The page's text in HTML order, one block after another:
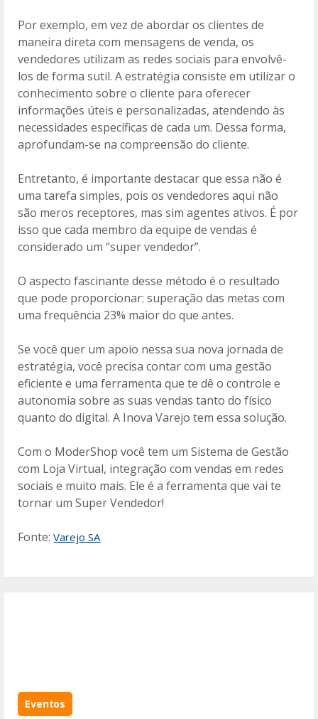
Por exemplo, em vez de abordar os clientes de
maneira direta com mensagens de venda, os
vendedores utilizam as redes sociais para envolvê-
los de forma sutil. A estratégia consiste em utilizar o
conhecimento sobre o cliente para oferecer
informações úteis e personalizadas, atendendo às
necessidades específicas de cada um. Dessa forma,
aprofundam-se na compreensão do cliente.
Entretanto, é importante destacar que essa não é
uma tarefa simples, pois os vendedores aqui não
são meros receptores, mas sim agentes ativos. É por
isso que cada membro da equipe de vendas é
considerado um “super vendedor”.
O aspecto fascinante desse método é o resultado
que pode proporcionar: superação das metas com
uma frequência 23% maior do que antes.
Se você quer um apoio nessa sua nova jornada de
estratégia, você precisa contar com uma gestão
eficiente e uma ferramenta que te dê o controle e
autonomia sobre as suas vendas tanto do físico
quanto do digital. A Inova Varejo tem essa solução.
Com o ModerShop você tem um Sistema de Gestão
com Loja Virtual, integração com vendas em redes
sociais e muito mais. Ele é a ferramenta que vai te
tornar um Super Vendedor!
Fonte:Varejo SA
Eventos